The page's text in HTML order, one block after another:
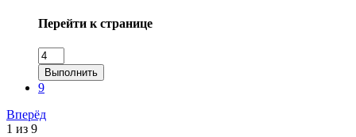
Перейти к странице
Выполнить
9
Вперёд
1 из 9